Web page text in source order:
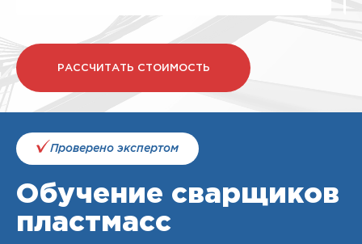
РАССЧИТАТЬ СТОИМОСТЬ
Проверено экспертом
Обучение сварщиков
пластмасс